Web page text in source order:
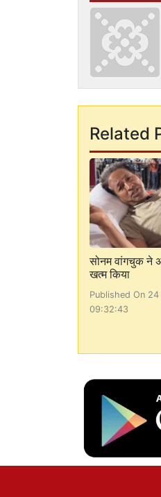
Related
सोनम वांगचुक ने
खत्म किया
Published On
09:32:43